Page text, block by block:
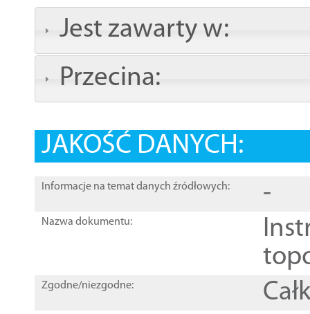
Jest zawarty w:
Przecina:
JAKOŚĆ DANYCH:
Informacje na temat danych źródłowych: -
Nazwa dokumentu:
Zgodne/niezgodne: